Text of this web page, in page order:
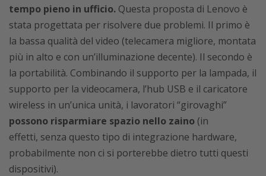
tempo pieno in ufficio. Questa proposta di Lenovo è
stata progettata per risolvere due problemi. Il primo è
la bassa qualità del video (telecamera migliore, montata
più in alto e con un’illuminazione decente). Il secondo è
la portabilità. Combinando il supporto per la lampada, il
supporto per la videocamera, l’hub USB e il caricatore
wireless in un’unica unità, i lavoratori “girovaghi”
possono risparmiare spazio nello zaino (in
effetti, senza questo tipo di integrazione hardware,
probabilmente non ci si porterebbe dietro tutti questi
dispositivi).